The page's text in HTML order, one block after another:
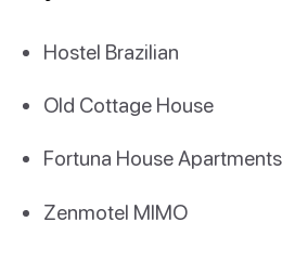
Hostel Brazilian
Old Cottage House
Fortuna House Apartments
Zenmotel MIMO